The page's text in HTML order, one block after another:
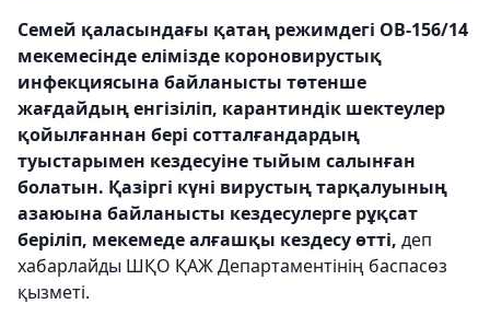
Семей қаласындағы қатаң режимдегі ОВ-156/14
мекемесінде елімізде короновирустық
инфекциясына байланысты төтенше
жағдайдың енгізіліп, карантиндік шектеулер
қойылғаннан бері сотталғандардың
туыстарымен кездесуіне тыйым салынған
болатын. Қазіргі күні вирустың тарқалуының
азаюына байланысты кездесулерге рұқсат
беріліп, мекемеде алғашқы кездесу өтті, деп
хабарлайды ШҚО ҚАЖ Департаментінің баспасөз
қызметі.